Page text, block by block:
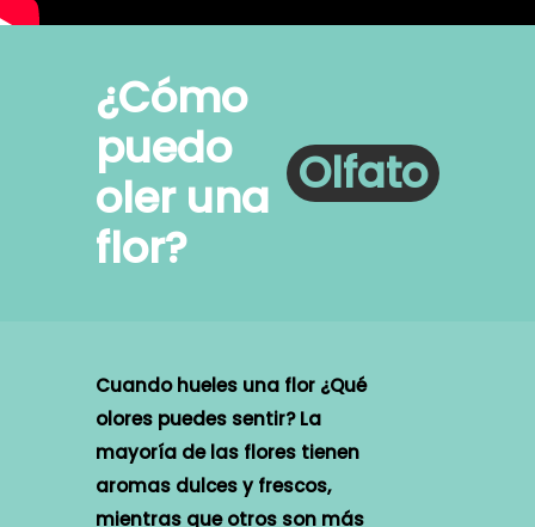
¿Cómo
puedo
oler una
flor?
Olfato
Cuando hueles una flor ¿Qué
olores puedes sentir? La
mayoría de las flores tienen
aromas dulces y frescos,
mientras que otros son más